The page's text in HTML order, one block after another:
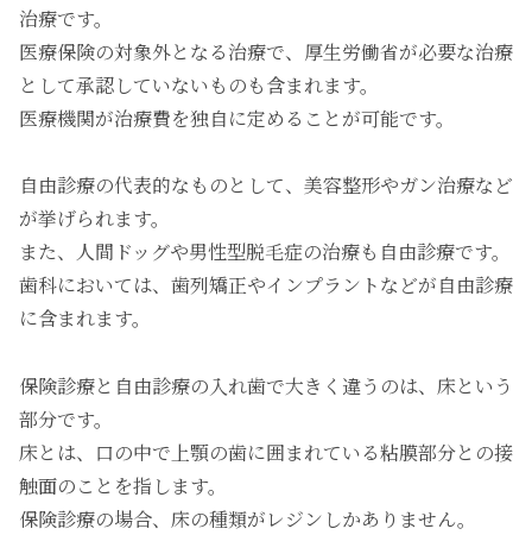
治療です。
医療保険の対象外となる治療で、厚生労働省が必要な治療
として承認していないものも含まれます。
医療機関が治療費を独自に定めることが可能です。
自由診療の代表的なものとして、美容整形やガン治療など
が挙げられます。
また、人間ドッグや男性型脱毛症の治療も自由診療です。
歯科においては、歯列矯正やインプラントなどが自由診療
に含まれます。
保険診療と自由診療の入れ歯で大きく違うのは、床という
部分です。
床とは、口の中で上顎の歯に囲まれている粘膜部分との接
触面のことを指します。
保険診療の場合、床の種類がレジンしかありません。